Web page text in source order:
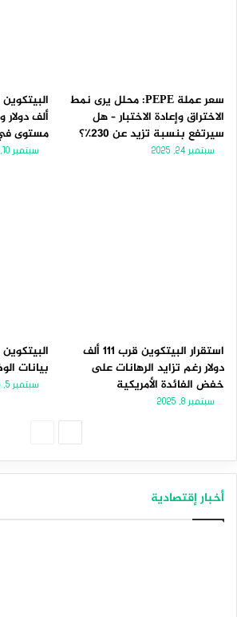
سعر عملة PEPE: محلل يرى نمط
الاختراق وإعادة الاختبار – هل
سيرتفع بنسبة تزيد عن 230٪؟
سبتمبر 24, 2025
ألف دولار
مستوى في 7
سبتمبر 10, 2025
استقرار البيتكوين قرب 111 ألف
دولار رغم تزايد الرهانات على
خفض الفائدة الأمريكية
سبتمبر 8, 2025
بيانات
سبتمبر 5, 2025
أخبار إقتصادية